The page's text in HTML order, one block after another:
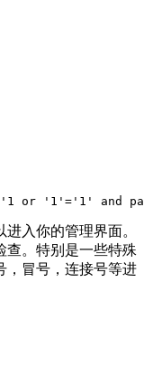
'1 or ' 1 '=' 1 ' and
入你的管理界面。
查。特别是一些特殊
，冒号，连接号等进